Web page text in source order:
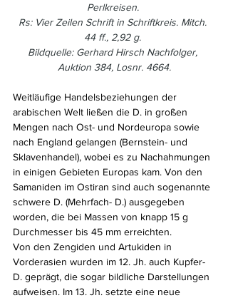
Perlkreisen.
Rs: Vier Zeilen Schrift in Schriftkreis. Mitch.
44 ff., 2,92 g.
Bildquelle: Gerhard Hirsch Nachfolger,
Auktion 384, Losnr. 4664.
Weitläufige Handelsbeziehungen der
arabischen Welt ließen die D. in großen
Mengen nach Ost- und Nordeuropa sowie
nach England gelangen (Bernstein- und
Sklavenhandel), wobei es zu Nachahmungen
in einigen Gebieten Europas kam. Von den
Samaniden im Ostiran sind auch sogenannte
schwere D. (Mehrfach- D.) ausgegeben
worden, die bei Massen von knapp 15 g
Durchmesser bis 45 mm erreichten.
Von den Zengiden und Artukiden in
Vorderasien wurden im 12. Jh. auch Kupfer-
D. geprägt, die sogar bildliche Darstellungen
aufweisen. Im 13. Jh. setzte eine neue